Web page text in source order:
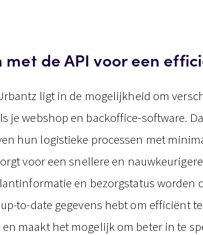
met de API voor een
ligt in de mogelijkheid om
je webshop en backoffice-software.
hun logistieke processen met
voor een snellere en
en bezorgstatus worden
to-date gegevens hebt om efficiënt
maakt het mogelijk om beter in te